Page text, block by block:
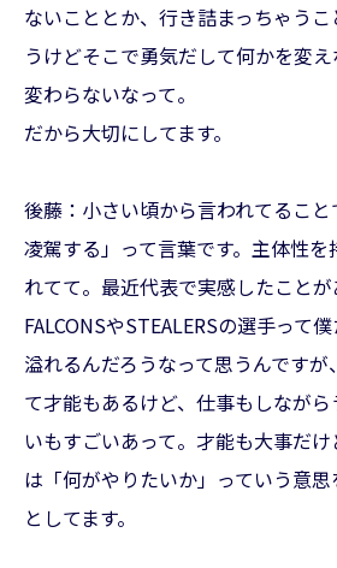
ないこととか、行き詰まっちゃう
うけどそこで勇気だして何かを変
変わらないなって。
だから大切にしてます。
後藤：小さい頃から言われてるこ
凌駕する」って言葉です。主体性を
れてて。最近代表で実感したことが
FALCONSやSTEALERSの選手って
溢れるんだろうなって思うんですが
て才能もあるけど、仕事もしなが
いもすごいあって。才能も大事だ
は「何がやりたいか」っていう意
としてます。